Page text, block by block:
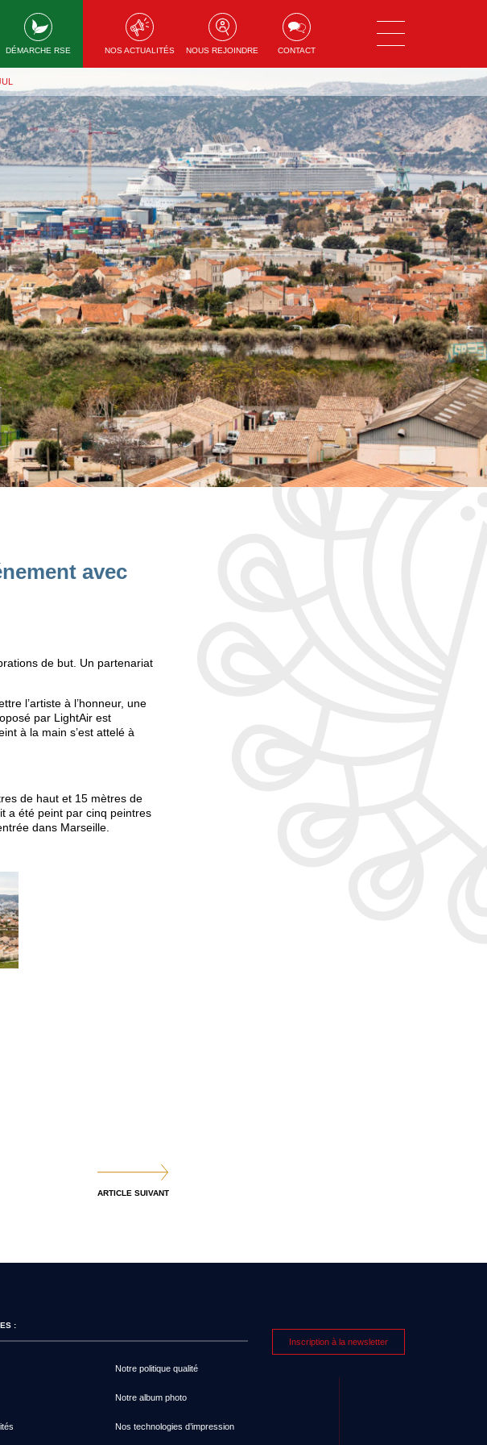
DÉMARCHE RSE NOS ACTUALITÉS NOUS REJOINDRE CONTACT
avec
de but. Un partenariat
l’artiste à l’honneur, une
par LightAir est
à la main s’est attelé à
de haut et 15 mètres de
a été peint par cinq peintres
dans Marseille.
ARTICLE SUIVANT
:
Notre politique qualité
Notre album photo
Nos technologies d’impression
Inscription à la newsletter